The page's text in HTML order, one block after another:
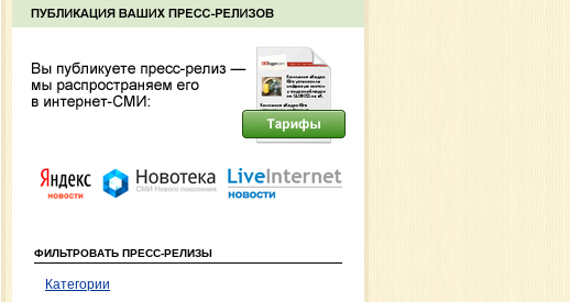
ФИЛЬТРОВАТЬ ПРЕСС-РЕЛИЗЫ
Категории